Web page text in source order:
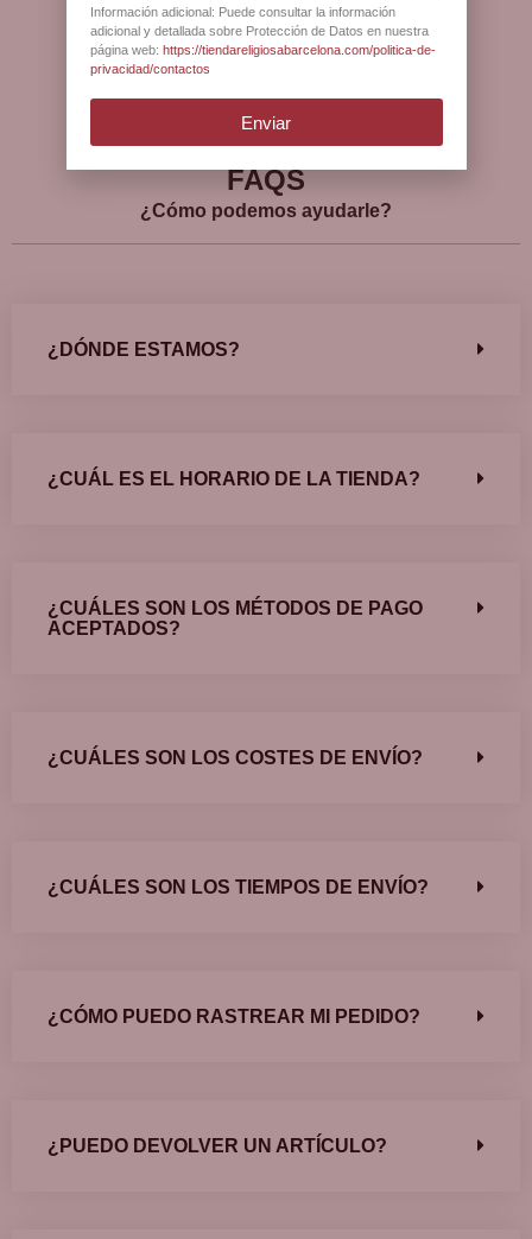
FAQS
¿Cómo podemos ayudarle?
¿DÓNDE ESTAMOS?
¿CUÁL ES EL HORARIO DE LA TIENDA?
¿CUÁLES SON LOS MÉTODOS DE PAGO
ACEPTADOS?
¿CUÁLES SON LOS COSTES DE ENVÍO?
¿CUÁLES SON LOS TIEMPOS DE ENVÍO?
¿CÓMO PUEDO RASTREAR MI PEDIDO?
¿PUEDO DEVOLVER UN ARTÍCULO?
Información adicional: Puede consultar la información
adicional y detallada sobre Protección de Datos en nuestra
página web: https://tiendareligiosabarcelona.com/politica-de-
privacidad/contactos
Enviar